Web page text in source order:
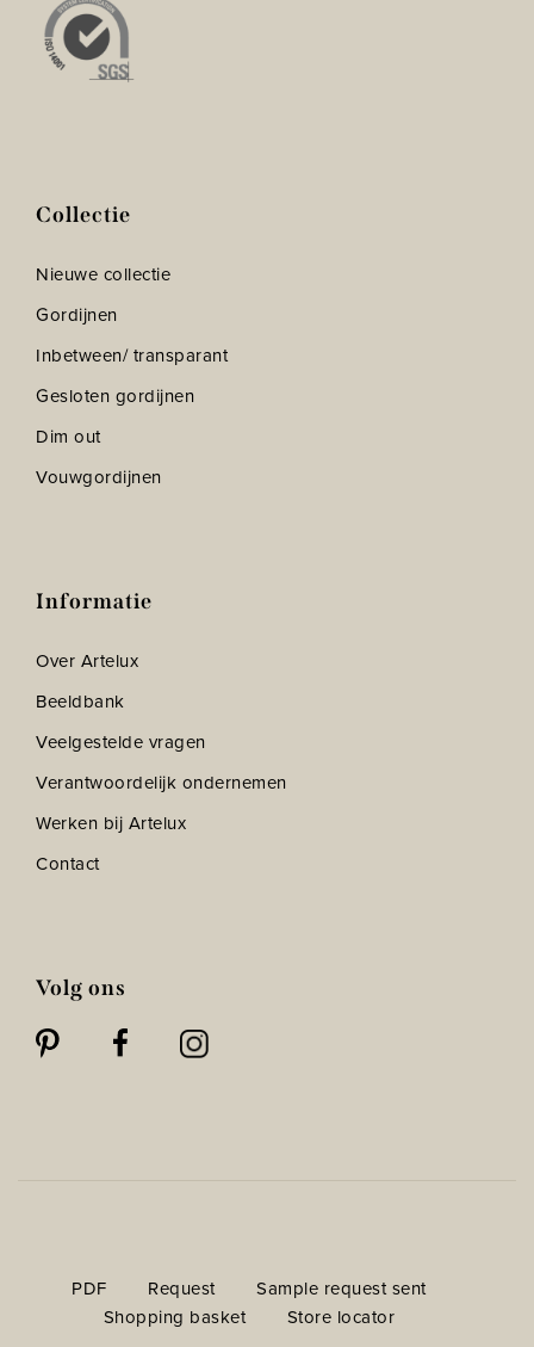
Collectie
Nieuwe collectie
Gordijnen
Inbetween/ transparant
Gesloten gordijnen
Dim out
Vouwgordijnen
Informatie
Over Artelux
Beeldbank
Veelgestelde vragen
Verantwoordelijk ondernemen
Werken bij Artelux
Contact
Volg ons
PDF Request
Sample request sent
Shopping basket
Store locator